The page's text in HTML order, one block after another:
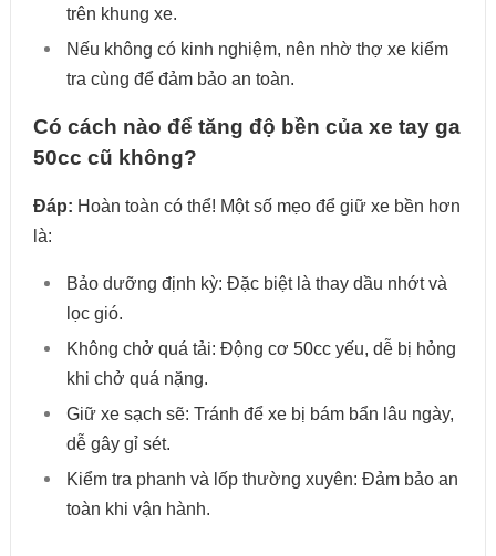
trên khung xe.
Nếu không có kinh nghiệm, nên nhờ thợ xe kiểm
tra cùng để đảm bảo an toàn.
Có cách nào để tăng độ bền của xe tay ga
50cc cũ không?
Đáp: Hoàn toàn có thể! Một số mẹo để giữ xe bền hơn
là:
Bảo dưỡng định kỳ: Đặc biệt là thay dầu nhớt và
lọc gió.
Không chở quá tải: Động cơ 50cc yếu, dễ bị hỏng
khi chở quá nặng.
Giữ xe sạch sẽ: Tránh để xe bị bám bẩn lâu ngày,
dễ gây gỉ sét.
Kiểm tra phanh và lốp thường xuyên: Đảm bảo an
toàn khi vận hành.